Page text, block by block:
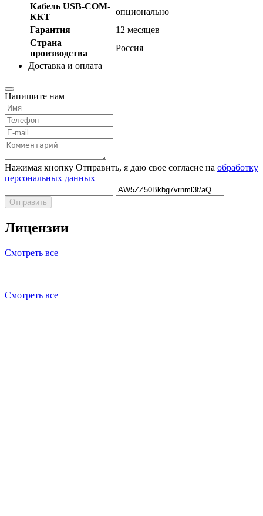
Кабель USB-COM-
ККТ
опционально
Гарантия
12 месяцев
Страна
производства
Россия
Доставка и оплата
Напишите нам
Нажимая кнопку Отправить, я даю свое согласие на обработку
персональных данных
Отправить
Лицензии
Смотреть все
Смотреть все